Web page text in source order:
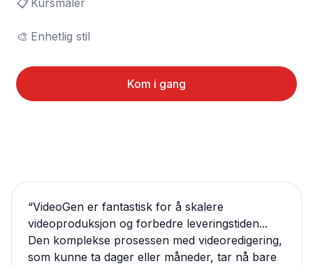
📋	Kursmaler
🎨	Enhetlig stil
Kom i gang
“VideoGen er fantastisk for å skalere
videoproduksjon og forbedre leveringstiden...
Den komplekse prosessen med videoredigering,
som kunne ta dager eller måneder, tar nå bare